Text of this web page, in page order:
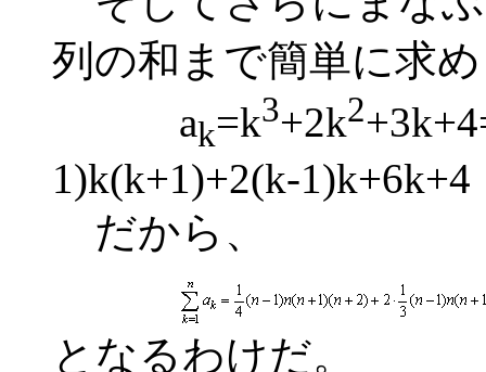
列の和まで簡単に求
ak=k3+2k2
1)k(k+1)+2(k-1)k+6k+4
だから、
となるわけだ。